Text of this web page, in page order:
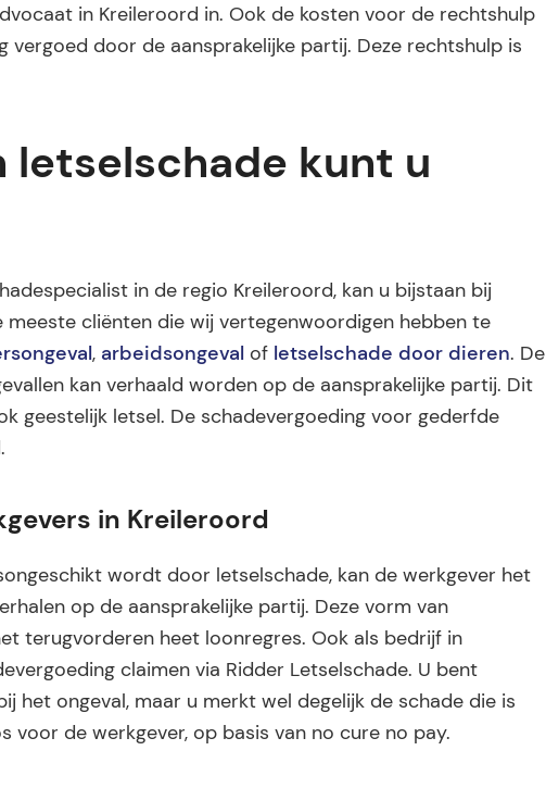
in Kreileroord in. Ook de kosten voor de rechtshulp
vergoed door de aansprakelijke partij. Deze rechtshulp is
letselschade kunt u
in de regio Kreileroord, kan u bijstaan bij
meeste cliënten die wij vertegenwoordigen hebben te
, arbeidsongevalof letselschade door dieren. De
kan verhaald worden op de aansprakelijke partij. Dit
geestelijk letsel. De schadevergoeding voor gederfde
in Kreileroord
wordt door letselschade, kan de werkgever het
op de aansprakelijke partij. Deze vorm van
terugvorderen heet loonregres. Ook als bedrijf in
claimen via Ridder Letselschade. U bent
het ongeval, maar u merkt wel degelijk de schade die is
voor de werkgever, op basis van no cure no pay.